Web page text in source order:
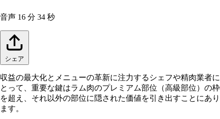
音声 16 分 34 秒
シェア
収益の最大化とメニューの革新に注力するシェフや精肉業者に
とって、重要な鍵はラム肉のプレミアム部位（高級部位）の枠
を超え、それ以外の部位に隠された価値を引き出すことにあり
ます。